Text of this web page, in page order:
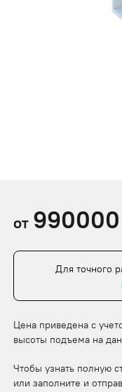
от 990000
Для точного
Цена приведена с
высоты подъема на
Чтобы узнать полную
или заполните и